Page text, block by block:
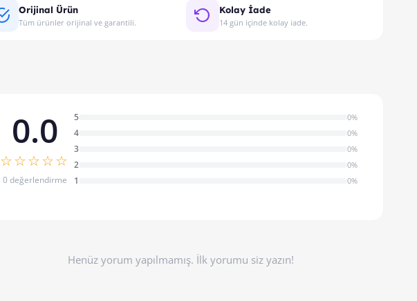
Orijinal Ürün
Tüm ürünler orijinal ve garantili.
Kolay İade
14 gün içinde kolay iade.
0.0
☆☆☆☆☆
0 değerlendirme
5 0%
4 0%
3 0%
2 0%
1 0%
Henüz yorum yapılmamış. İlk yorumu siz yazın!